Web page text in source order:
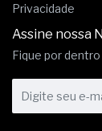
Privacidade
Assine nossa
Fique por